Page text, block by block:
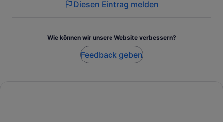
Diesen Eintrag melden
Wie können wir unsere Website verbessern?
Feedback geben